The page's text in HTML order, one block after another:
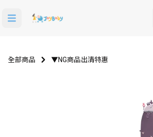
全部商品 ▼NG商品出清特惠